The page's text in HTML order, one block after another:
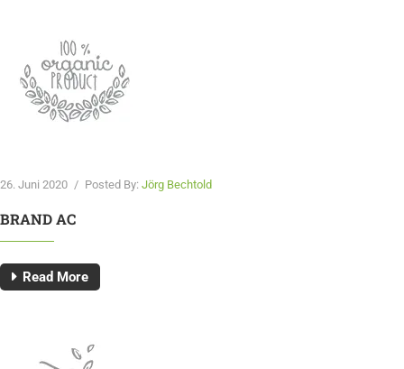
26. Juni 2020 / Posted By: Jörg Bechtold
BRAND AC
Read More